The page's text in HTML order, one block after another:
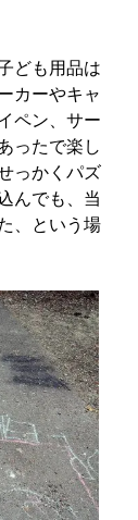
ども用品は
カーやキャ
ペン、サー
ったで楽し
っかくパズ
んでも、当
、という場